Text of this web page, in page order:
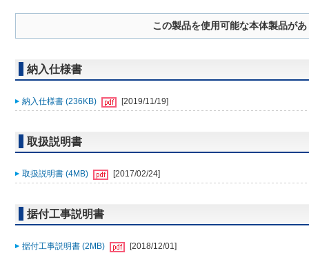
この製品を使用可能な本体製品が
納入仕様書
納入仕様書 (236KB) [2019/11/19]
取扱説明書
取扱説明書 (4MB) [2017/02/24]
据付工事説明書
据付工事説明書 (2MB)
[2018/12/01]